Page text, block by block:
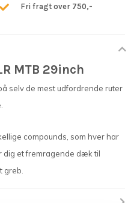
Fri fragt over 750,-
MTB 29inch
selv de mest udfordrende ruter
compounds, som hver har
dig et fremragende dæk til
greb.